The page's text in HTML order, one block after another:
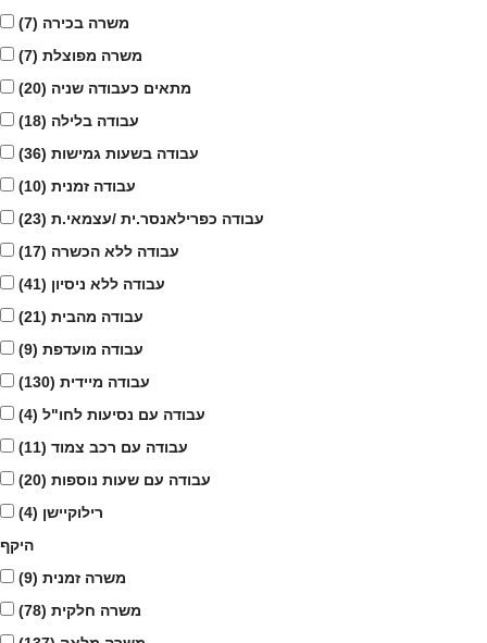
משרה בכירה (7)
משרה מפוצלת (7)
מתאים כעבודה שניה (20)
עבודה בלילה (18)
עבודה בשעות גמישות (36)
עבודה זמנית (10)
עבודה כפרילאנסר.ית /עצמאי.ת (23)
עבודה ללא הכשרה (17)
עבודה ללא ניסיון (41)
עבודה מהבית (21)
עבודה מועדפת (9)
עבודה מיידית (130)
עבודה עם נסיעות לחו"ל (4)
עבודה עם רכב צמוד (11)
עבודה עם שעות נוספות (20)
רילוקיישן (4)
היקף
משרה זמנית (9)
משרה חלקית (78)